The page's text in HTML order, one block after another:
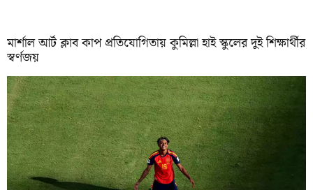
মার্শাল আর্ট ক্লাব কাপ প্রতিযোগিতায় কুমিল্লা হাই স্কুলের দুই শিক্ষার্থীর
স্বর্ণজয়